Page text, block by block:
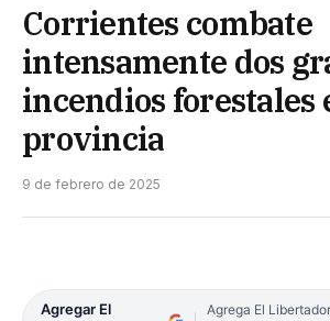
Corrientes combate
intensamente dos
incendios forestales
provincia
9 de febrero de 2025
Agregar El
Agrega El